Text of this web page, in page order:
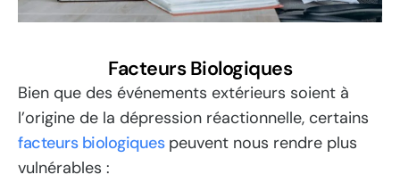
Facteurs Biologiques
Bien que des événements extérieurs soient à
l’origine de la dépression réactionnelle, certains
facteurs biologiquespeuvent nous rendre plus
vulnérables :